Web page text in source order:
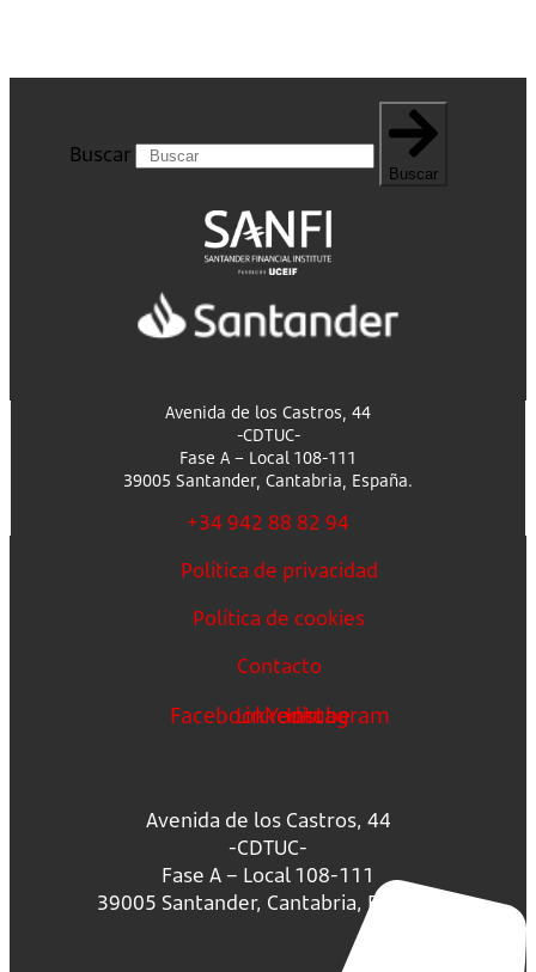
Buscar
Buscar
Avenida de los Castros, 44
-CDTUC-
Fase A – Local 108-111
39005 Santander, Cantabria, España.
+34 942 88 82 94
Política de privacidad
Política de cookies
Contacto
FacebookLinkedin
Youtube
Instagram
Avenida de los Castros, 44
-CDTUC-
Fase A – Local 108-111
39005 Santander, Cantabria, España.